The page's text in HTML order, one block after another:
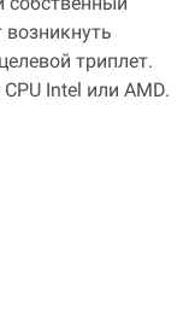
триплет.
Intel или AMD.